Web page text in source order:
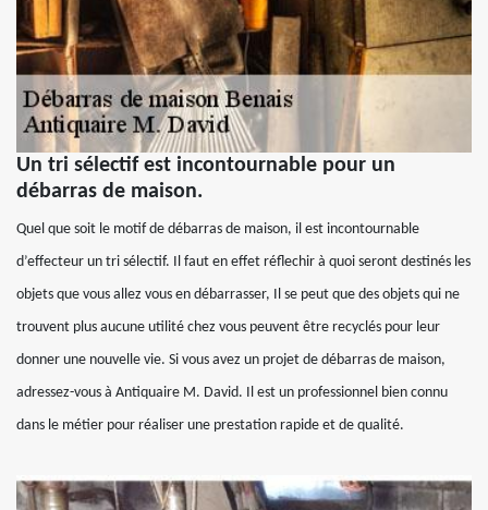
Un tri sélectif est incontournable pour un
débarras de maison.
Quel que soit le motif de débarras de maison, il est incontournable
d’effecteur un tri sélectif. Il faut en effet réflechir à quoi seront destinés les
objets que vous allez vous en débarrasser, Il se peut que des objets qui ne
trouvent plus aucune utilité chez vous peuvent être recyclés pour leur
donner une nouvelle vie. Si vous avez un projet de débarras de maison,
adressez-vous à Antiquaire M. David. Il est un professionnel bien connu
dans le métier pour réaliser une prestation rapide et de qualité.